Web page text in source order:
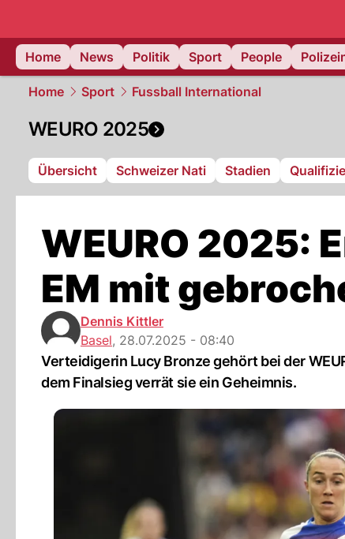
Home
News Politik Sport People
Home Sport Fussball International
WEURO 2025
Übersicht Schweizer Nati Stadien
WEURO 2025:
EM mit
Dennis Kittler
Basel, 28.07.2025 - 08:40
Verteidigerin Lucy Bronze gehört bei der
dem Finalsieg verrät sie ein Geheimnis.